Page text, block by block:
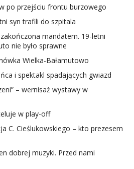
po przejściu frontu burzowego
syn trafili do szpitala
mandatem. 19-letni
nie było sprawne
Wielka-Bałamutowo
i spektakl spadających gwiazd
– wernisaż wystawy w
w play-off
C. Cieślukowskiego – kto prezesem
dobrej muzyki. Przed nami